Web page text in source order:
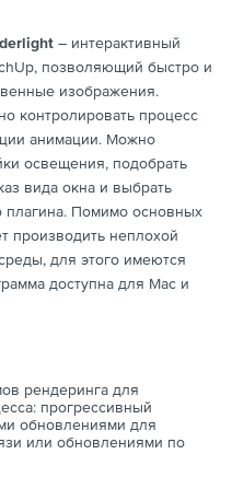
– интерактивный
позволяющий быстро и
изображения.
контролировать процесс
анимации. Можно
освещения, подобрать
вида окна и выбрать
плагина. Помимо основных
производить неплохой
для этого имеются
доступна для Mac и
рендеринга для
прогрессивный
обновлениями для
или обновлениями по